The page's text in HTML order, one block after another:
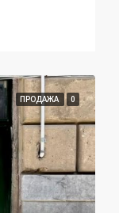
ПРОДАЖА 0